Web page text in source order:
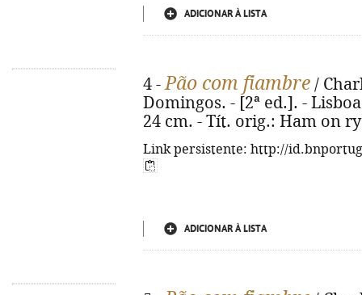
ADICIONAR À LISTA
4 -Pão com fiambre /
Domingos. - [2ª ed.]. -
24 cm. - Tít. orig.: Ham on
Link persistente: http://
ADICIONAR À LISTA